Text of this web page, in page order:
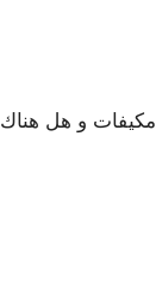
و هل هناك